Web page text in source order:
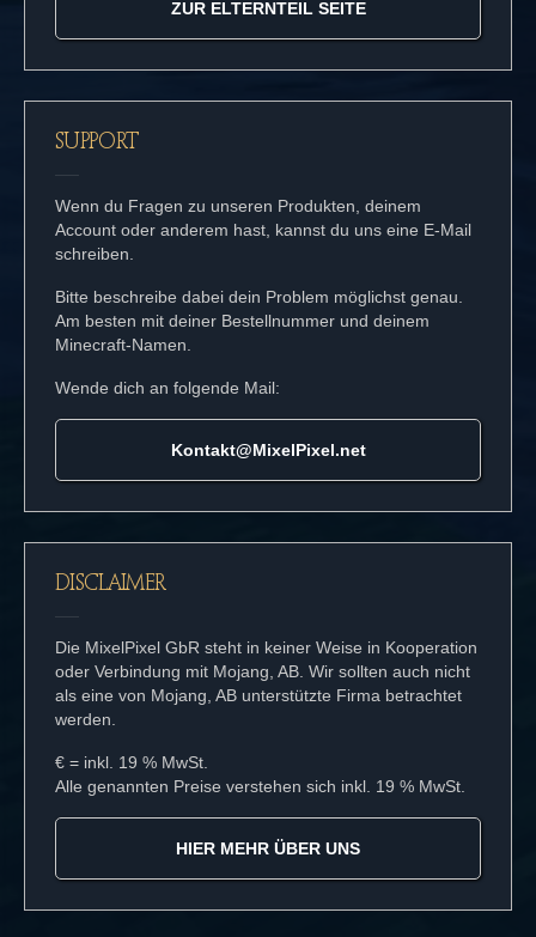
ZUR ELTERNTEIL SEITE
SUPPORT
Wenn du Fragen zu unseren Produkten, deinem
Account oder anderem hast, kannst du uns eine E-Mail
schreiben.
Bitte beschreibe dabei dein Problem möglichst genau.
Am besten mit deiner Bestellnummer und deinem
Minecraft-Namen.
Wende dich an folgende Mail:
Kontakt@MixelPixel.net
DISCLAIMER
Die MixelPixel GbR steht in keiner Weise in Kooperation
oder Verbindung mit Mojang, AB. Wir sollten auch nicht
als eine von Mojang, AB unterstützte Firma betrachtet
werden.
€ = inkl. 19 % MwSt.
Alle genannten Preise verstehen sich inkl. 19 % MwSt.
HIER MEHR ÜBER UNS